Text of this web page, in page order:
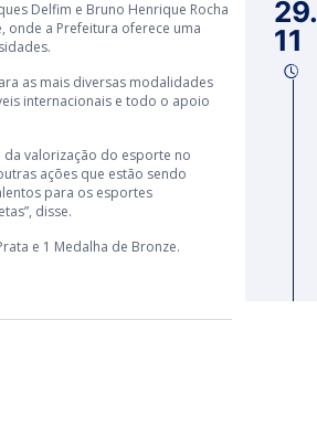
Delfim e Bruno Henrique Rocha
onde a Prefeitura oferece uma
as mais diversas modalidades
internacionais e todo o apoio
da valorização do esporte no
ações que estão sendo
para os esportes
disse.
e 1 Medalha de Bronze.
29.
11